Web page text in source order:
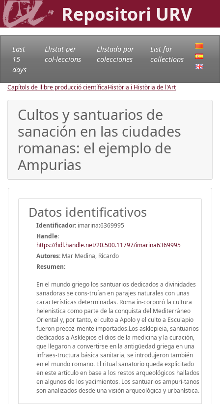
Repositori URV
Last
15
days
Llistat per
col·leccions
Llistado por
colecciones
List for
collections
Capítols de llibre producció científicaHistòria i Història de l'Art
Cultos y santuarios de
sanación en las ciudades
romanas: el ejemplo de
Ampurias
Datos identificativos
Identificador: imarina:6369995
Handle:
https://hdl.handle.net/20.500.11797/imarina6369995
Autores: Mar Medina, Ricardo
Resumen:
En el mundo griego los santuarios dedicados a divinidades
sanadoras se cons-truían en parajes naturales con unas
características determinadas. Roma in-corporó la cultura
helenística como parte de la conquista del Mediterráneo
Oriental y, por tanto, el culto a Apolo y el culto a Esculapio
fueron precoz-mente importados.Los asklepieia, santuarios
dedicados a Asklepios el dios de la medicina y la curación,
que llegaron a convertirse en la antigüedad griega en una
infraes-tructura básica sanitaria, se introdujeron también
en el mundo romano. El ritual sanatorio queda explicitado
en este artículo en base a los restos arqueológicos hallados
en algunos de los yacimientos. Los santuarios ampuri-tanos
son analizados desde una visión arqueológica y urbanística.